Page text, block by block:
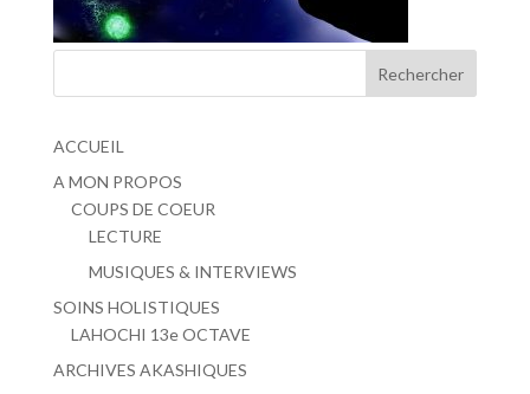
ACCUEIL
A MON PROPOS
COUPS DE COEUR
LECTURE
MUSIQUES & INTERVIEWS
SOINS HOLISTIQUES
LAHOCHI 13e OCTAVE
ARCHIVES AKASHIQUES